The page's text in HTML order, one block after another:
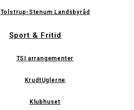
Tolstrup-Stenum Landsbyråd
Sport & Fritid
TSI arrangementer
KrudtUglerne
Klubhuset